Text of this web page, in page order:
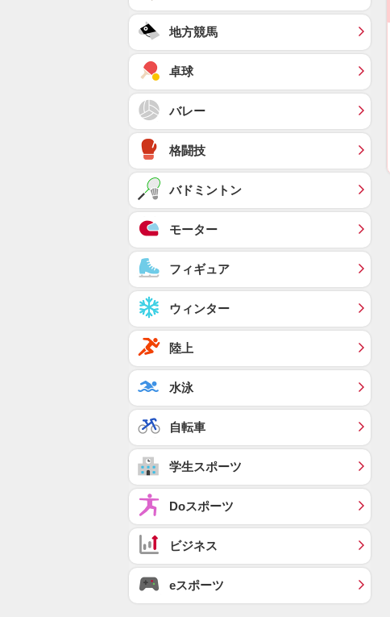
地方競馬
卓球
バレー
格闘技
バドミントン
モーター
フィギュア
ウィンター
陸上
水泳
自転車
学生スポーツ
Doスポーツ
ビジネス
eスポーツ